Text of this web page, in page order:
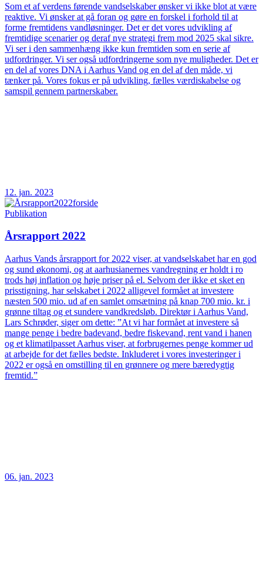
Som et af verdens førende vandselskaber ønsker vi ikke blot at være
reaktive. Vi ønsker at gå foran og gøre en forskel i forhold til at
forme fremtidens vandløsninger. Det er det vores udvikling af
fremtidige scenarier og deraf nye strategi frem mod 2025 skal sikre.
Vi ser i den sammenhæng ikke kun fremtiden som en serie af
udfordringer. Vi ser også udfordringerne som nye muligheder. Det er
en del af vores DNA i Aarhus Vand og en del af den måde, vi
tænker på. Vores fokus er på udvikling, fælles værdiskabelse og
samspil gennem partnerskaber.
12. jan. 2023
Publikation
Årsrapport 2022
Aarhus Vands årsrapport for 2022 viser, at vandselskabet har en god
og sund økonomi, og at aarhusianernes vandregning er holdt i ro
trods høj inflation og høje priser på el. Selvom der ikke et sket en
prisstigning, har selskabet i 2022 alligevel formået at investere
næsten 500 mio. ud af en samlet omsætning på knap 700 mio. kr. i
grønne tiltag og et sundere vandkredsløb. Direktør i Aarhus Vand,
Lars Schrøder, siger om dette: ”At vi har formået at investere så
mange penge i bedre badevand, bedre fiskevand, rent vand i hanen
og et klimatilpasset Aarhus viser, at forbrugernes penge kommer ud
at arbejde for det fælles bedste. Inkluderet i vores investeringer i
2022 er også en omstilling til en grønnere og mere bæredygtig
fremtid.”
06. jan. 2023